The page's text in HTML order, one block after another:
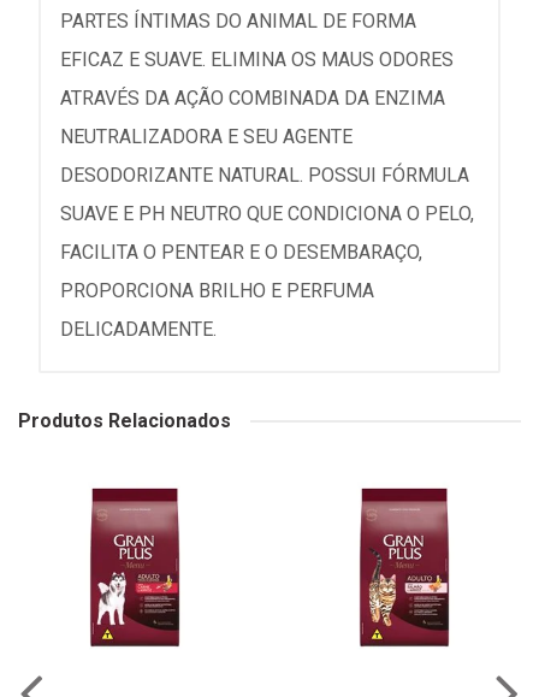
PARTES ÍNTIMAS DO ANIMAL DE FORMA
EFICAZ E SUAVE. ELIMINA OS MAUS ODORES
ATRAVÉS DA AÇÃO COMBINADA DA ENZIMA
NEUTRALIZADORA E SEU AGENTE
DESODORIZANTE NATURAL. POSSUI FÓRMULA
SUAVE E PH NEUTRO QUE CONDICIONA O PELO,
FACILITA O PENTEAR E O DESEMBARAÇO,
PROPORCIONA BRILHO E PERFUMA
DELICADAMENTE.
Produtos Relacionados